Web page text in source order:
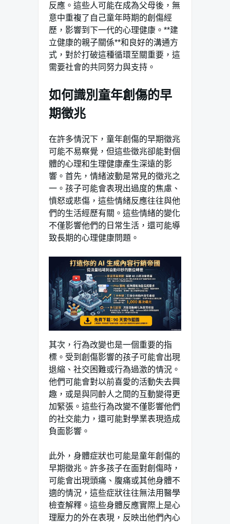
反應。這些人可能在成為父母後，無
意中重複了自己童年時期的創傷經
歷，影響到下一代的心理健康。**建
立健康的親子關係**和良好的溝通方
式，對於打破這種循環至關重要，這
需要社會的共同努力與支持。
如何識別童年創傷的早
期徵兆
在許多情況下，童年創傷的早期徵兆
可能不易察覺，但這些徵兆卻能對個
體的心理和生理健康產生深遠的影
響。首先，情緒波動是常見的徵兆之
一。孩子可能會表現出過度的焦慮、
憤怒或悲傷，這些情緒反應往往與他
們的生活經歷有關。這些情緒的變化
不僅影響他們的日常生活，還可能導
致長期的心理健康問題。
其次，行為改變也是一個重要的指
標。受到創傷影響的孩子可能會出現
退縮、社交困難或行為過激的情況。
他們可能會對以前喜愛的活動失去興
趣，或是與同齡人之間的互動變得更
加緊張。這些行為改變不僅影響他們
的社交能力，還可能對學業表現造成
負面影響。
此外，身體症狀也可能是童年創傷的
早期徵兆。許多孩子在面對創傷時，
可能會出現頭痛、腹痛或其他身體不
適的情況，這些症狀往往無法用醫學
檢查解釋。這些身體反應實際上是心
理壓力的外在表現，反映出他們內心